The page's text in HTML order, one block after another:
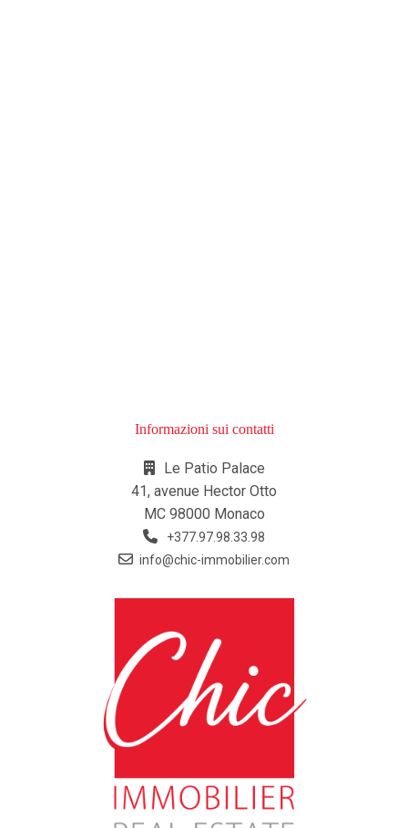
Informazioni sui contatti
Le Patio Palace
41, avenue Hector Otto
MC 98000 Monaco
+377.97.98.33.98
info@chic-immobilier.com